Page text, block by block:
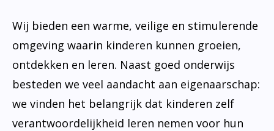
Wij bieden een warme, veilige en stimulerende
omgeving waarin kinderen kunnen groeien,
ontdekken en leren. Naast goed onderwijs
besteden we veel aandacht aan eigenaarschap:
we vinden het belangrijk dat kinderen zelf
verantwoordelijkheid leren nemen voor hun